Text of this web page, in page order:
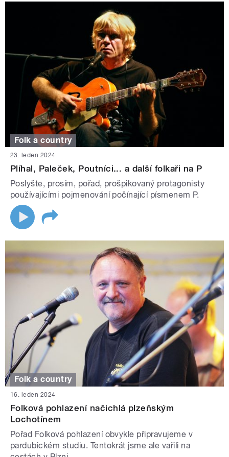
Folk a country
23. leden 2024
Plíhal, Paleček, Poutníci... a další folkaři na P
Poslyšte, prosím, pořad, prošpikovaný protagonisty
používajícími pojmenování počínající písmenem P.
Folk a country
16. leden 2024
Folková pohlazení načichlá plzeňským
Lochotínem
Pořad Folková pohlazení obvykle připravujeme v
pardubickém studiu. Tentokrát jsme ale vařili na